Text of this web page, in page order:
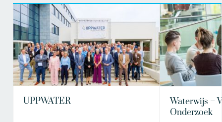
UPPWATER
Waterwijs –
Onderzoek